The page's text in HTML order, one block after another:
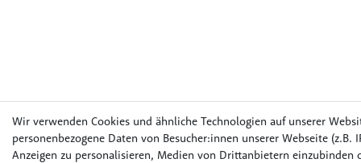
Wir verwenden Cookies und ähnliche Technologien auf unserer
personenbezogene Daten von Besucher:innen unserer Webseite (z.B.
Anzeigen zu personalisieren, Medien von Drittanbietern einzubinden